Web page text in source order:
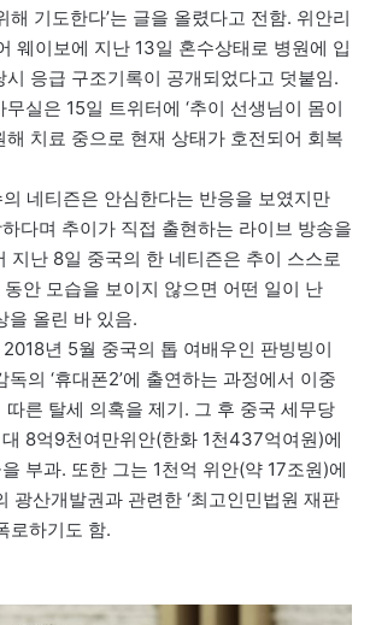
해 기도한다’는 글을 올렸다고 전함. 위안리
웨이보에 지난 13일 혼수상태로 병원에 입
시 응급 구조기록이 공개되었다고 덧붙임.
실은 15일 트위터에 ‘추이 선생님이 몸이
해 치료 중으로 현재 상태가 호전되어 회복
네티즌은 안심한다는 반응을 보였지만
다며 추이가 직접 출현하는 라이브 방송을
지난 8일 중국의 한 네티즌은 추이 스스로
동안 모습을 보이지 않으면 어떤 일이 난
을 올린 바 있음.
년 5월 중국의 톱 여배우인 판빙빙이
의 ‘휴대폰2’에 출연하는 과정에서 이중
따른 탈세 의혹을 제기. 그 후 중국 세무당
8억9천여만위안(한화 1천437억여원)에
부과. 또한 그는 1천억 위안(약 17조원)에
광산개발권과 관련한 ‘최고인민법원 재판
로하기도 함.